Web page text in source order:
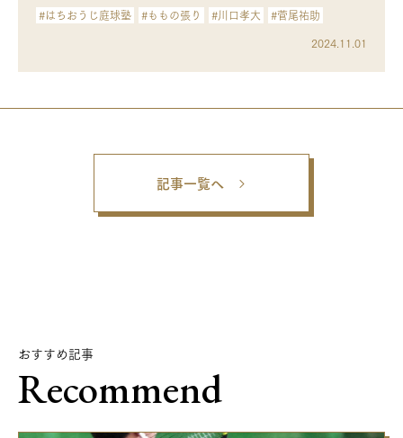
#はちおうじ庭球塾 #ももの張り #川口孝大
#菅尾祐助
2024.11.01
記事一覧へ
おすすめ記事
Recommend